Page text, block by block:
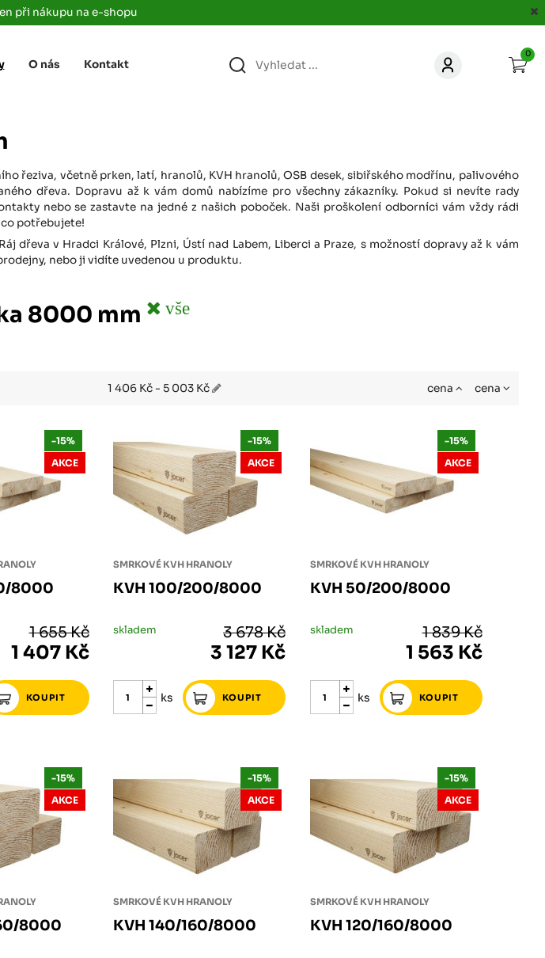
při nákupu na e-shopu
řeziva, včetně prken, latí, hranolů, KVH hranolů, OSB desek, sibiřského modřínu, palivového
dřeva. Dopravu až k vám domů nabízíme pro všechny zákazníky. Pokud si nevíte rady
nebo se zastavte na jedné z našich poboček. Naši proškolení odborníci vám vždy rádi
potřebujete!
dřeva v Hradci Králové, Plzni, Ústí nad Labem, Liberci a Praze, s možností dopravy až k vám
nebo ji vidíte uvedenou u produktu.
8000 mm vše
1 406 Kč - 5 003 Kč cena cena
8000
-15%
AKCE
1 655 Kč
1 407 Kč
SMRKOVÉ KVH HRANOLY
KVH 100/200/8000
-15%
AKCE
skladem 3 678 Kč
3 127 Kč
ks
SMRKOVÉ KVH HRANOLY
KVH 50/200/8000
-15%
AKCE
skladem 1 839 Kč
1 563 Kč
ks
8000
-15%
AKCE
SMRKOVÉ KVH HRANOLY
KVH 140/160/8000
-15%
AKCE
SMRKOVÉ KVH HRANOLY
KVH 120/160/8000
-15%
AKCE
O nás Kontakt
0
Králové, 503 32
rajdrevahradec
jacer.cz
KONTAKT
TANK ONO)
+420 734 850 860
zrcadla)
460 01